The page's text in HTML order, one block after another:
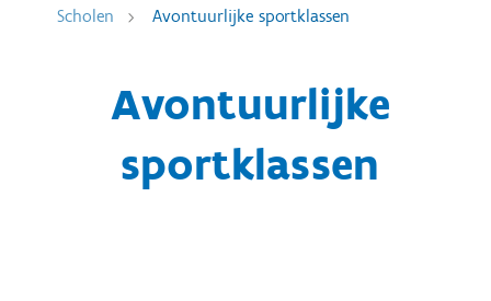
Scholen
Avontuurlijke sportklassen
Avontuurlijke
sportklassen